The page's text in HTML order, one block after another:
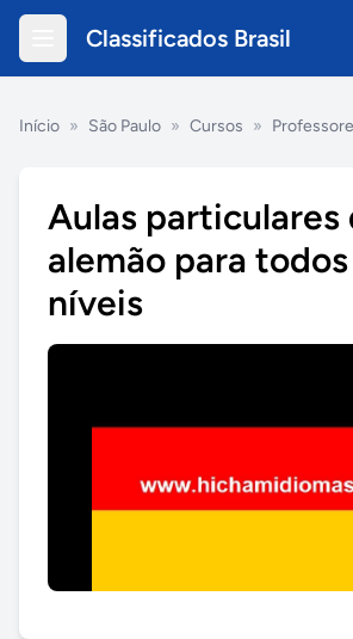
Classificados Brasil
Início » São Paulo » Cursos »
Aulas particulares
alemão para
níveis